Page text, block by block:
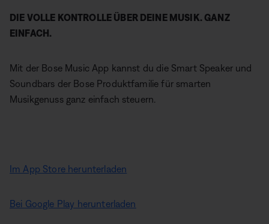
DIE VOLLE KONTROLLE ÜBER DEINE MUSIK. GANZ
EINFACH.
Mit der Bose Music App kannst du die Smart Speaker und
Soundbars der Bose Produktfamilie für smarten
Musikgenuss ganz einfach steuern.
Im App Store herunterladen
Bei Google Play herunterladen